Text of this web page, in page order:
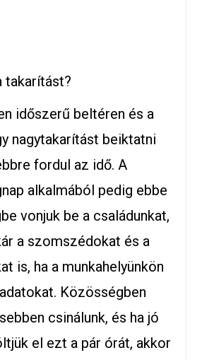
takarítást?
időszerű beltéren és a
nagytakarítást beiktatni
fordul az idő. A
alkalmából pedig ebbe
vonjuk be a családunkat,
a szomszédokat és a
is, ha a munkahelyünkön
Közösségben
csinálunk, és ha jó
el ezt a pár órát, akkor